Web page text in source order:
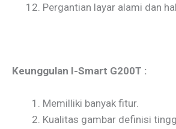
Pergantian layar alami dan
Keunggulan I-Smart G200T :
Memilliki banyak fitur.
Kualitas gambar definisi